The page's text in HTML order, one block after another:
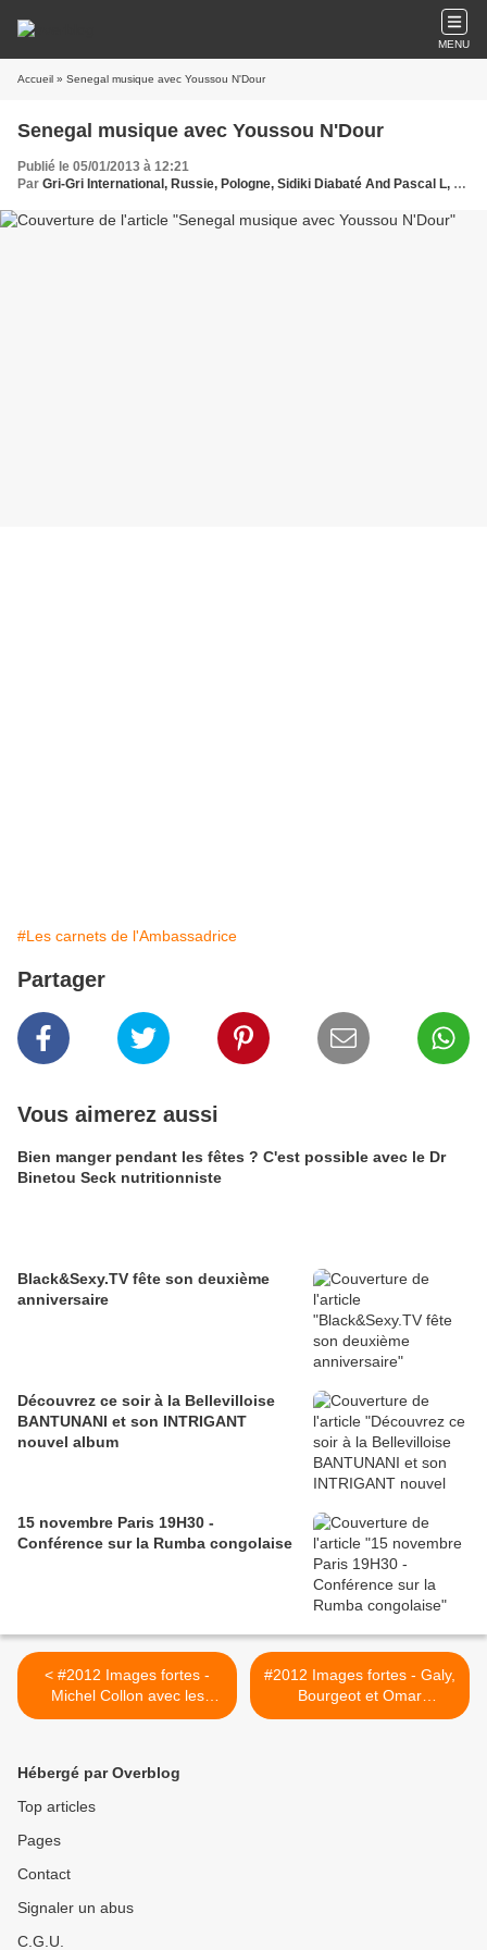
MENU
Accueil » Senegal musique avec Youssou N'Dour
Senegal musique avec Youssou N'Dour
Publié le 05/01/2013 à 12:21
Par Gri-Gri International, Russie, Pologne, Sidiki Diabaté And Pascal L, Ma solange oussou, New York, Blues, Youssou NDOUR, Music, Afrique, Sony, Hollywood, Europe
#Les carnets de l'Ambassadrice
Partager
Vous aimerez aussi
Bien manger pendant les fêtes ? C'est possible avec le Dr
Binetou Seck nutritionniste
Black&Sexy.TV fête son deuxième
anniversaire
Découvrez ce soir à la Bellevilloise
BANTUNANI et son INTRIGANT
nouvel album
15 novembre Paris 19H30 -
Conférence sur la Rumba congolaise
< #2012 Images fortes -
Michel Collon avec les
Maliens de Bruxelles -
#2012 Images fortes - Galy,
Bourgeot et Omar
Ouahmane sur le Mali -
Hébergé par Overblog
Top articles
Pages
Contact
Signaler un abus
C.G.U.